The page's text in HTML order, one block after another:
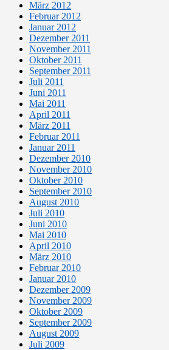
März 2012
Februar 2012
Januar 2012
Dezember 2011
November 2011
Oktober 2011
September 2011
Juli 2011
Juni 2011
Mai 2011
April 2011
März 2011
Februar 2011
Januar 2011
Dezember 2010
November 2010
Oktober 2010
September 2010
August 2010
Juli 2010
Juni 2010
Mai 2010
April 2010
März 2010
Februar 2010
Januar 2010
Dezember 2009
November 2009
Oktober 2009
September 2009
August 2009
Juli 2009